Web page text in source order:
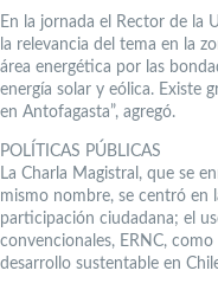
En la jornada el Rector de la
la relevancia del tema en la
área energética por las
energía solar y eólica. Existe
en Antofagasta”, agregó.
POLÍTICAS PÚBLICAS
La Charla Magistral, que se
mismo nombre, se centró en
participación ciudadana; el
convencionales, ERNC,
desarrollo sustentable en